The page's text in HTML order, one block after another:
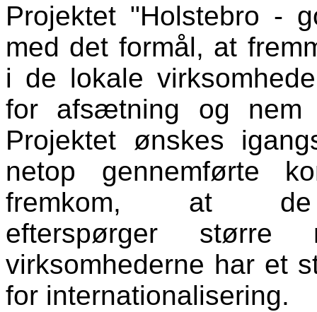
Projektet "Holstebro -
med det formål, at
i de lokale
for afsætning og nem
Projektet ønskes
netop gennemførte
fremkom, at de
efterspørger større
virksomhederne har et
for internationalisering.